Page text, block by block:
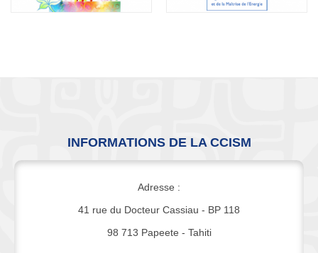
INFORMATIONS DE LA CCISM
Adresse :
41 rue du Docteur Cassiau - BP 118
98 713 Papeete - Tahiti